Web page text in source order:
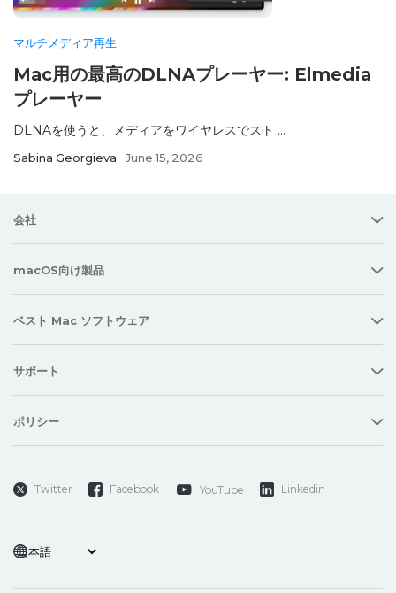
マルチメディア再生
Mac用の最高のDLNAプレーヤー: Elmedia
プレーヤー
DLNAを使うと、メディアをワイヤレスでスト ...
Sabina Georgieva June 15, 2026
会社
macOS向け製品
ベスト Mac ソフトウェア
サポート
ポリシー
Twitter Facebook YouTube Linkedin